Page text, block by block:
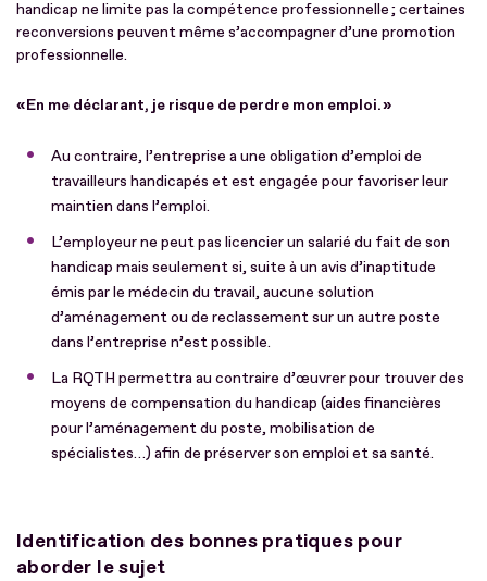
handicap ne limite pas la compétence professionnelle ; certaines
reconversions peuvent même s’accompagner d’une promotion
professionnelle.
« En me déclarant, je risque de perdre mon emploi. »
Au contraire, l’entreprise a une obligation d’emploi de
travailleurs handicapés et est engagée pour favoriser leur
maintien dans l’emploi.
L’employeur ne peut pas licencier un salarié du fait de son
handicap mais seulement si, suite à un avis d’inaptitude
émis par le médecin du travail, aucune solution
d’aménagement ou de reclassement sur un autre poste
dans l’entreprise n’est possible.
La RQTH permettra au contraire d’œuvrer pour trouver des
moyens de compensation du handicap (aides financières
pour l’aménagement du poste, mobilisation de
spécialistes…) afin de préserver son emploi et sa santé.
Identification des bonnes pratiques pour
aborder le sujet